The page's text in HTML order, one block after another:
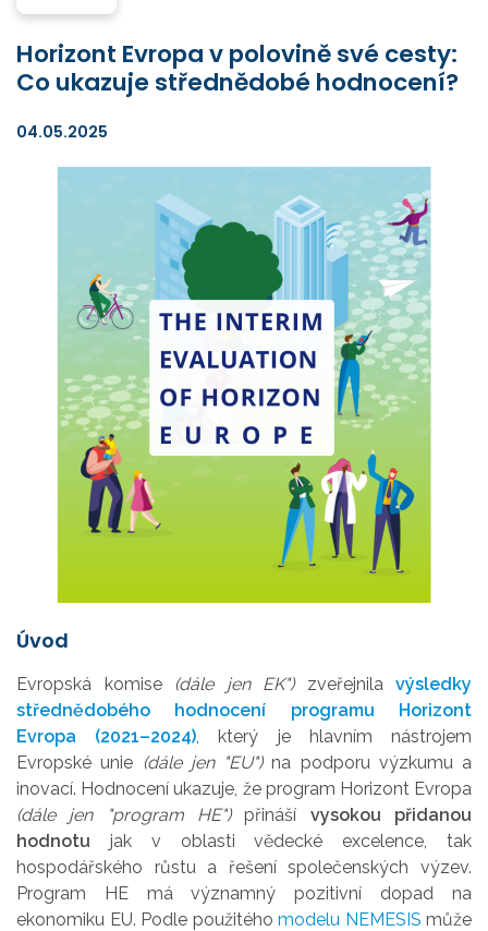
Horizont Evropa v polovině své cesty:
Co ukazuje střednědobé hodnocení?
04.05.2025
Úvod
Evropská komise (dále jen EK")zveřejnila výsledky
střednědobého hodnocení programu Horizont
Evropa (2021–2024) , který je hlavním nástrojem
Evropské unie (dále jen "EU")na podporu výzkumu a
inovací. Hodnocení ukazuje, že program Horizont Evropa
(dále jen "program HE")přináší vysokou přidanou
hodnotu jak v oblasti vědecké excelence, tak
hospodářského růstu a řešení společenských výzev.
Program HE má významný pozitivní dopad na
ekonomiku EU. Podle použitého modelu NEMESIS může